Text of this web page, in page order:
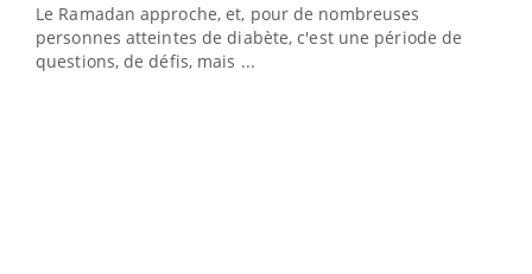
Le Ramadan approche, et, pour de nombreuses
personnes atteintes de diabète, c'est une période de
questions, de défis, mais ...